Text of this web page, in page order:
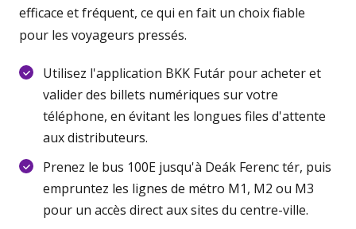
efficace et fréquent, ce qui en fait un choix fiable
pour les voyageurs pressés.
Utilisez l'application BKK Futár pour acheter et
valider des billets numériques sur votre
téléphone, en évitant les longues files d'attente
aux distributeurs.
Prenez le bus 100E jusqu'à Deák Ferenc tér, puis
empruntez les lignes de métro M1, M2 ou M3
pour un accès direct aux sites du centre-ville.